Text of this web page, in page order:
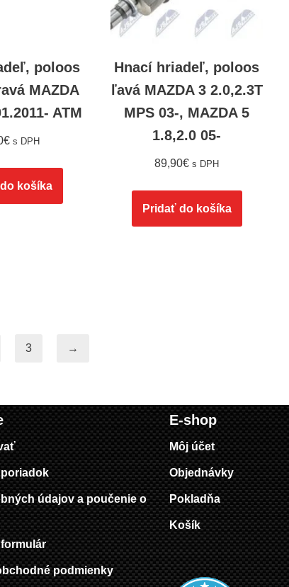
poloos
MAZDA
ATM
€ s DPH
košíka
Hnací hriadeľ, poloos
ľavá MAZDA 3 2.0,2.3T
MPS 03-, MAZDA 5
1.8,2.0 05-
89,90€ s DPH
Pridať do košíka
3 →
údajov a poučenie o
podmienky
E-shop
Môj účet
Objednávky
Pokladňa
Košík